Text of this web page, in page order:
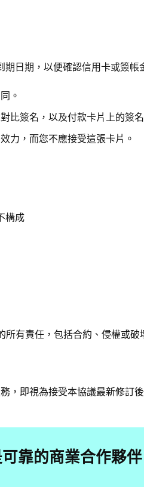
日期，以便確認信用卡或簽帳
。
比簽名，以及付款卡片上的簽名
力，而您不應接受這張卡片。
構成
有責任，包括合約、侵權或
，即視為接受本協議最新修訂
靠的商業合作夥